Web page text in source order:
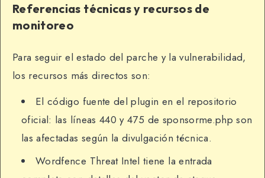
Referencias técnicas y recursos de
monitoreo
Para seguir el estado del parche y la vulnerabilidad,
los recursos más directos son:
El código fuente del plugin en el repositorio
oficial: las líneas 440 y 475 de sponsorme.php son
las afectadas según la divulgación técnica.
Wordfence Threat Intel tiene la entrada